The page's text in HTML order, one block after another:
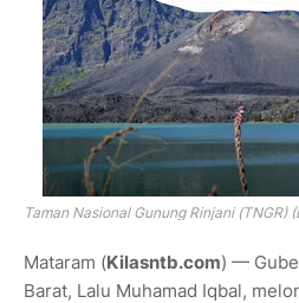
Taman Nasional Gunung Rinjani (TNGR)
Mataram (Kilasntb.com) —
Barat, Lalu Muhamad Iqbal,